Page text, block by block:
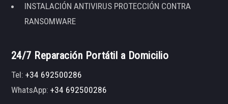
INSTALACIÓN ANTIVIRUS PROTECCIÓN CONTRA
RANSOMWARE
24/7 Reparación Portátil a Domicilio
Tel:+34 692500286
WhatsApp:+34 692500286